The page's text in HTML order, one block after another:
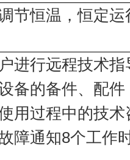
节恒温，恒定运
进行远程技术指
备的备件、配件
用过程中的技
障通知8个工作